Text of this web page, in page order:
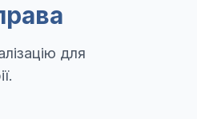
для